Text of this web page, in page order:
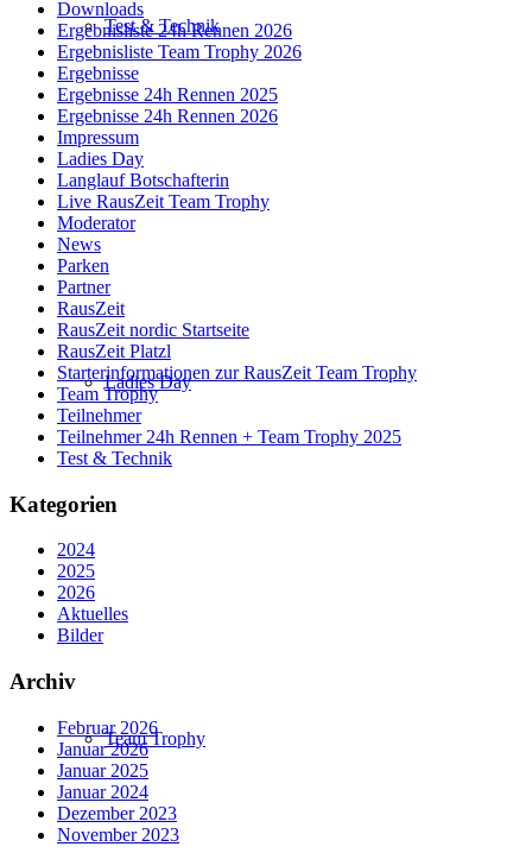
Test & Technik
Ladies Day
Team Trophy
Downloads
Ergebnisliste 24h Rennen 2026
Ergebnisliste Team Trophy 2026
Ergebnisse
Ergebnisse 24h Rennen 2025
Ergebnisse 24h Rennen 2026
Impressum
Ladies Day
Langlauf Botschafterin
Live RausZeit Team Trophy
Moderator
News
Parken
Partner
RausZeit
RausZeit nordic Startseite
RausZeit Platzl
Starterinformationen zur RausZeit Team Trophy
Team Trophy
Teilnehmer
Teilnehmer 24h Rennen + Team Trophy 2025
Test & Technik
Kategorien
2024
2025
2026
Aktuelles
Bilder
Archiv
Februar 2026
Januar 2026
Januar 2025
Januar 2024
Dezember 2023
November 2023